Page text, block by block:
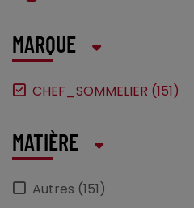
MARQUE
CHEF_SOMMELIER (151)
MATIÈRE
Autres (151)